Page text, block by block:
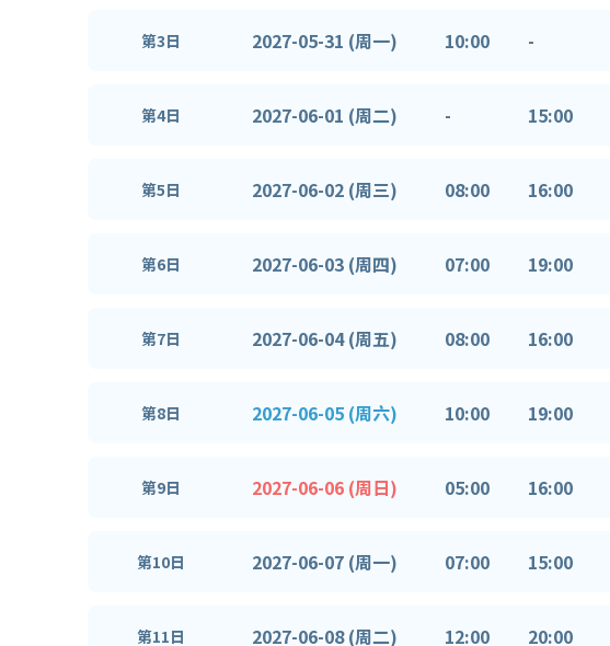
第3日 2027-05-31 (周一) 10:00 -
第4日 2027-06-01 (周二) - 15:00
第5日 2027-06-02 (周三) 08:00 16:00
第6日 2027-06-03 (周四) 07:00 19:00
第7日 2027-06-04 (周五) 08:00 16:00
第8日 2027-06-05 (周六) 10:00 19:00
第9日 2027-06-06 (周日) 05:00 16:00
第10日 2027-06-07 (周一) 07:00 15:00
第11日 2027-06-08 (周二) 12:00 20:00